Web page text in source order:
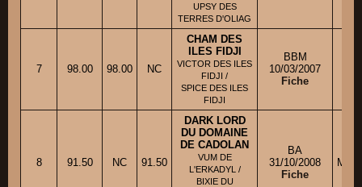
UPSY DES
TERRES D'OLIAG
7 98.00 98.00 NC
CHAM DES
ILES FIDJI
VICTOR DES ILES
FIDJI /
SPICE DES ILES
FIDJI
BBM
10/03/2007
Fiche
8 91.50 NC 91.50
DARK LORD
DU DOMAINE
DE CADOLAN
VUM DE
L'ERKADYL /
BIXIE DU
BA
31/10/2008
Fiche